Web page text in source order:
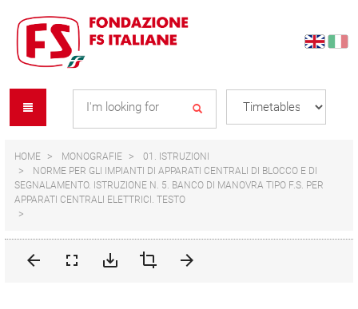
content
navigation
menu
HOME MONOGRAFIE
01. ISTRUZIONI
NORME PER GLI IMPIANTI DI APPARATI CENTRALI DI BLOCCO E DI
SEGNALAMENTO. ISTRUZIONE N. 5. BANCO DI MANOVRA TIPO F.S. PER
APPARATI CENTRALI ELETTRICI. TESTO